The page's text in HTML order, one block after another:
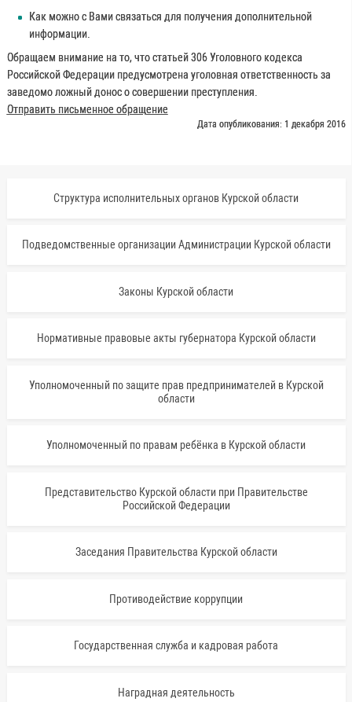
Как можно с Вами связаться для получения дополнительной
информации.
Обращаем внимание на то, что статьей 306 Уголовного кодекса
Российской Федерации предусмотрена уголовная ответственность за
заведомо ложный донос о совершении преступления.
Отправить письменное обращение
Дата опубликования: 1 декабря 2016
Структура исполнительных органов Курской области
Подведомственные организации Администрации Курской области
Законы Курской области
Нормативные правовые акты губернатора Курской области
Уполномоченный по защите прав предпринимателей в Курской
области
Уполномоченный по правам ребёнка в Курской области
Представительство Курской области при Правительстве
Российской Федерации
Заседания Правительства Курской области
Противодействие коррупции
Государственная служба и кадровая работа
Наградная деятельность